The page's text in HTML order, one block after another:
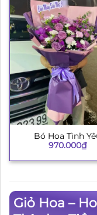
Bó Hoa Tình
970.000₫
Giỏ Hoa –